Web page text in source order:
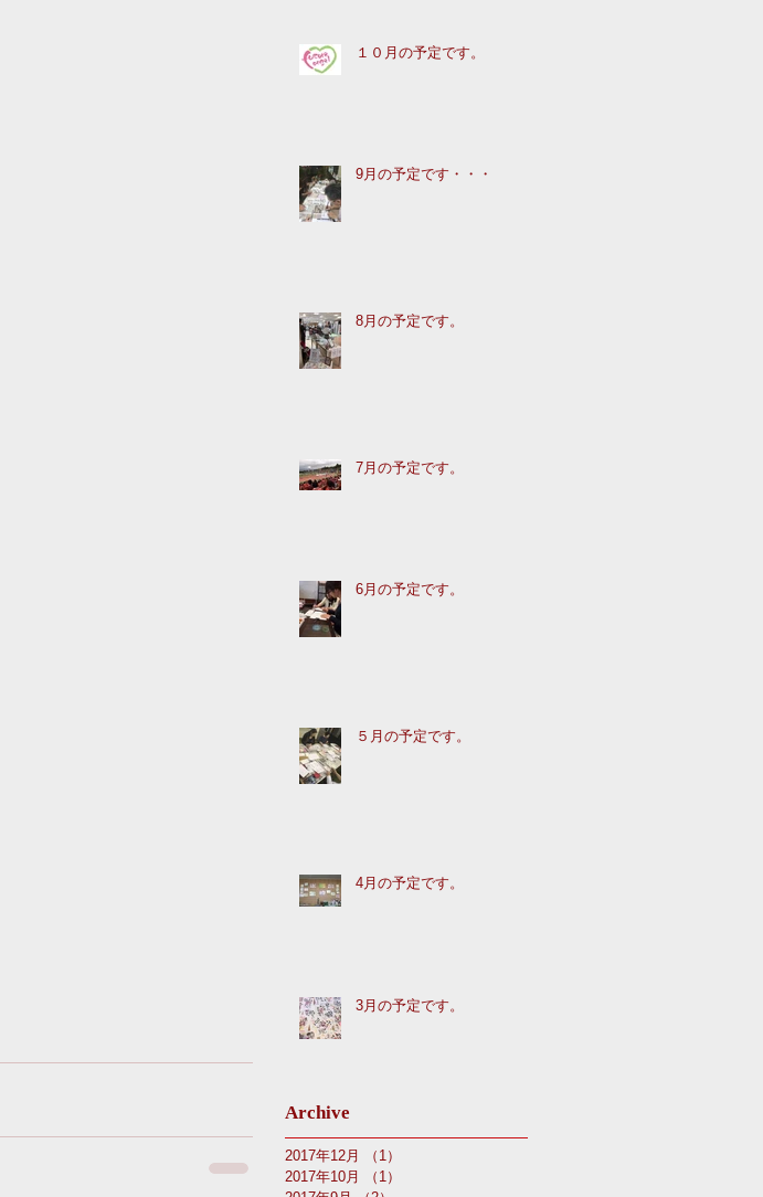
１０月の予定です。
9月の予定です・・・
8月の予定です。
7月の予定です。
6月の予定です。
５月の予定です。
4月の予定です。
3月の予定です。
Archive
2017年12月 （1）
2017年10月
（1）